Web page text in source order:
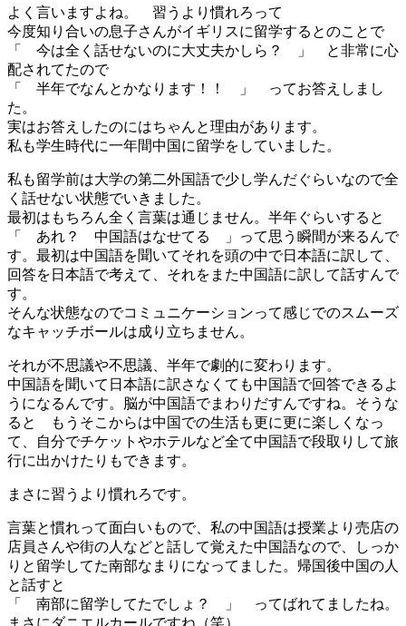
よく言いますよね。 習うより慣れろって
今度知り合いの息子さんがイギリスに留学するとのことで
「 今は全く話せないのに大丈夫かしら？ 」 と非常に心
配されてたので
「 半年でなんとかなります！！ 」 ってお答えしまし
た。
実はお答えしたのにはちゃんと理由があります。
私も学生時代に一年間中国に留学をしていました。
私も留学前は大学の第二外国語で少し学んだぐらいなので全
く話せない状態でいきました。
最初はもちろん全く言葉は通じません。半年ぐらいすると
「 あれ？ 中国語はなせてる 」って思う瞬間が来るんで
す。最初は中国語を聞いてそれを頭の中で日本語に訳して、
回答を日本語で考えて、それをまた中国語に訳して話すんで
す。
そんな状態なのでコミュニケーションって感じでのスムーズ
なキャッチボールは成り立ちません。
それが不思議や不思議、半年で劇的に変わります。
中国語を聞いて日本語に訳さなくても中国語で回答できるよ
うになるんです。脳が中国語でまわりだすんですね。そうな
ると もうそこからは中国での生活も更に更に楽しくなっ
て、自分でチケットやホテルなど全て中国語で段取りして旅
行に出かけたりもできます。
まさに習うより慣れろです。
言葉と慣れって面白いもので、私の中国語は授業より売店の
店員さんや街の人などと話して覚えた中国語なので、しっか
りと留学してた南部なまりになってました。帰国後中国の人
と話すと
「 南部に留学してたでしょ？ 」 ってばれてましたね。
まさにダニエルカールですね（笑）